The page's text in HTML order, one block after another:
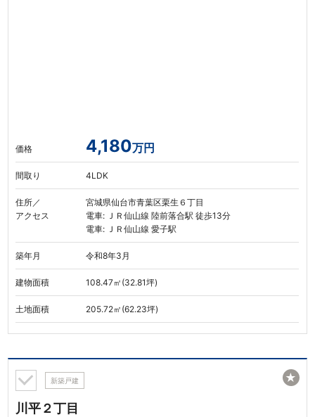
価格 4,180万円
間取り 4LDK
住所／
アクセス
宮城県仙台市青葉区栗生６丁目
電車: ＪＲ仙山線 陸前落合駅 徒歩13分
電車: ＪＲ仙山線 愛子駅
築年月 令和8年3月
建物面積 108.47㎡(32.81坪)
土地面積 205.72㎡(62.23坪)
新築戸建
川平２丁目
★